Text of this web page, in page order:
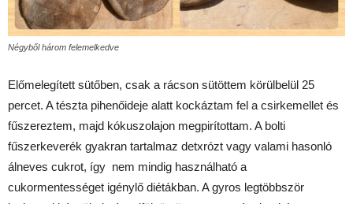
Négyből három felemelkedve
Előmelegített sütőben, csak a rácson sütöttem körülbelül 25
percet. A tészta pihenőideje alatt kockáztam fel a csirkemellet és
fűszereztem, majd kókuszolajon megpirítottam. A bolti
fűszerkeverék gyakran tartalmaz detxrózt vagy valami hasonló
álneves cukrot, így nem mindig használható a
cukormentességet igénylő diétákban. A gyros legtöbbször